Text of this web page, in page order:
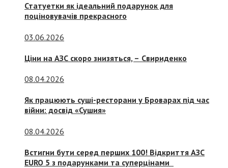
Статуетки як ідеальний подарунок для
поціновувачів прекрасного
03.06.2026
Ціни на АЗС скоро знизяться, – Свириденко
08.04.2026
Як працюють суші-ресторани у Броварах під час
війни: досвід «Сушия»
08.04.2026
Встигни бути серед перших 100! Відкриття АЗС
EURO 5 з подарунками та суперцінами